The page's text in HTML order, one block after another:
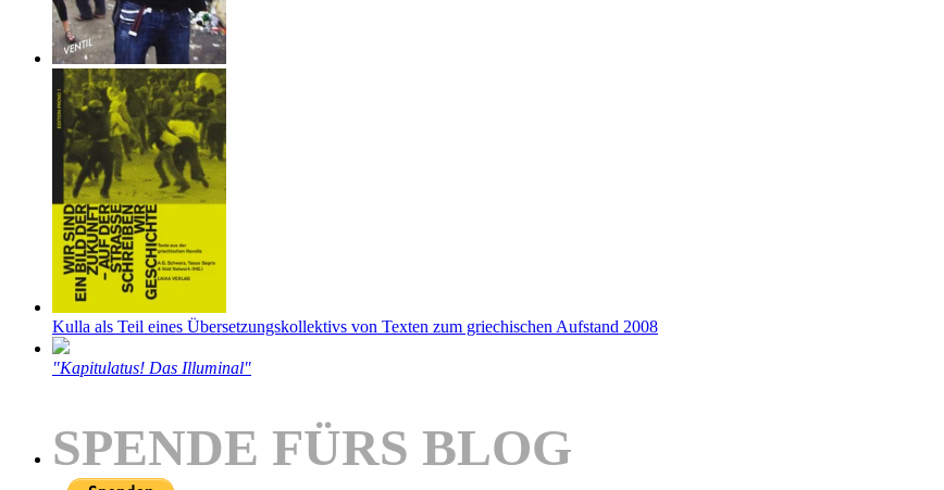
Kulla als Teil eines Übersetzungskollektivs von Texten zum griechischen Aufstand 2008
"Kapitulatus! Das Illuminal"
SPENDE FÜRS BLOG